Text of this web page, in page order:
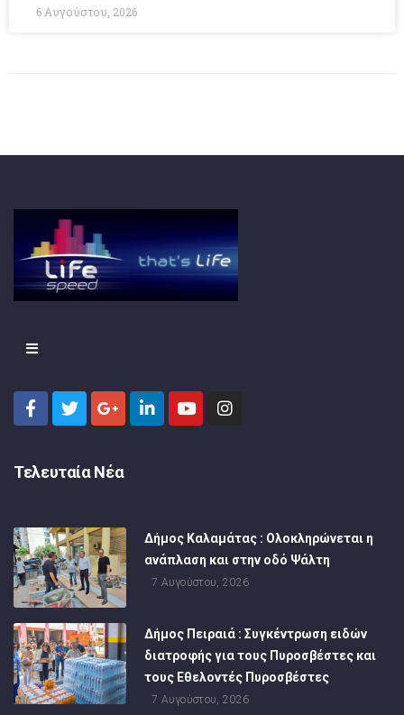
6 Αυγούστου, 2026
Τελευταία Νέα
Δήμος Καλαμάτας : Ολοκληρώνεται η
ανάπλαση και στην οδό Ψάλτη
7 Αυγούστου, 2026
Δήμος Πειραιά : Συγκέντρωση ειδών
διατροφής για τους Πυροσβέστες και
τους Εθελοντές Πυροσβέστες
7 Αυγούστου, 2026